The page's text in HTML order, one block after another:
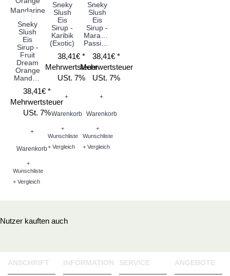
Sneky
Slush
Eis
Sirup -
Fruit
Dream
Orange
38,41€ *
Mehrwertsteuer
USt. 7%
+
Warenkorb
+
Wunschliste
+ Vergleich
Sneky
Slush
Eis
Sirup -
Karibik
(Exotic)
38,41€ *
Mehrwertsteuer
USt. 7%
+
Warenkorb
+
Wunschliste
+ Vergleich
Sneky
Slush
Eis
Sirup -
Maracuja
Passionsfrucht
38,41€ *
Mehrwertsteuer
USt. 7%
+
Warenkorb
+
Wunschliste
+ Vergleich
Nutzer kauften auch
ANSCHRIFT
INFORMATION SERVICE ANGEBOTE